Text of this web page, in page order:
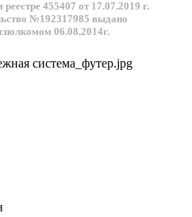
455407 от 17.07.2019 г.
№192317985 выдано
06.08.2014г.